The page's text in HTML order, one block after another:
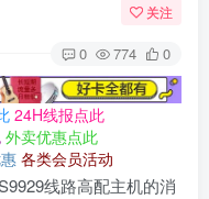
关注
0 774 0
24H线报点此
外卖优惠点此
各类会员活动
线路高配主机的消